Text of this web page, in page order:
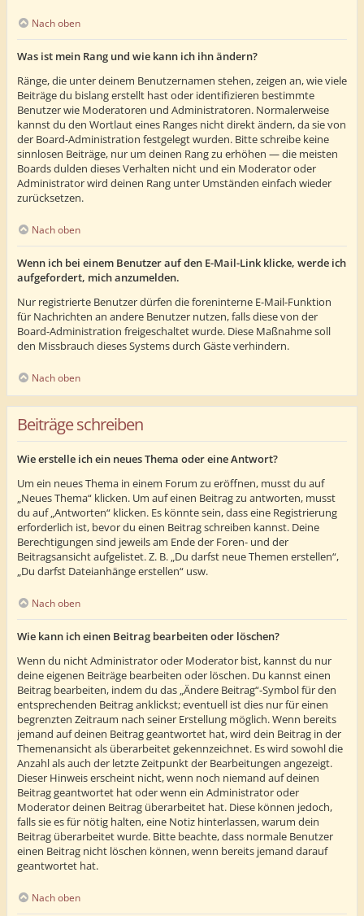
Nach oben
Was ist mein Rang und wie kann ich ihn ändern?
Ränge, die unter deinem Benutzernamen stehen, zeigen an, wie viele
Beiträge du bislang erstellt hast oder identifizieren bestimmte
Benutzer wie Moderatoren und Administratoren. Normalerweise
kannst du den Wortlaut eines Ranges nicht direkt ändern, da sie von
der Board-Administration festgelegt wurden. Bitte schreibe keine
sinnlosen Beiträge, nur um deinen Rang zu erhöhen — die meisten
Boards dulden dieses Verhalten nicht und ein Moderator oder
Administrator wird deinen Rang unter Umständen einfach wieder
zurücksetzen.
Nach oben
Wenn ich bei einem Benutzer auf den E-Mail-Link klicke, werde ich
aufgefordert, mich anzumelden.
Nur registrierte Benutzer dürfen die foreninterne E-Mail-Funktion
für Nachrichten an andere Benutzer nutzen, falls diese von der
Board-Administration freigeschaltet wurde. Diese Maßnahme soll
den Missbrauch dieses Systems durch Gäste verhindern.
Nach oben
Beiträge schreiben
Wie erstelle ich ein neues Thema oder eine Antwort?
Um ein neues Thema in einem Forum zu eröffnen, musst du auf
„Neues Thema“ klicken. Um auf einen Beitrag zu antworten, musst
du auf „Antworten“ klicken. Es könnte sein, dass eine Registrierung
erforderlich ist, bevor du einen Beitrag schreiben kannst. Deine
Berechtigungen sind jeweils am Ende der Foren- und der
Beitragsansicht aufgelistet. Z. B. „Du darfst neue Themen erstellen“,
„Du darfst Dateianhänge erstellen“ usw.
Nach oben
Wie kann ich einen Beitrag bearbeiten oder löschen?
Wenn du nicht Administrator oder Moderator bist, kannst du nur
deine eigenen Beiträge bearbeiten oder löschen. Du kannst einen
Beitrag bearbeiten, indem du das „Ändere Beitrag“-Symbol für den
entsprechenden Beitrag anklickst; eventuell ist dies nur für einen
begrenzten Zeitraum nach seiner Erstellung möglich. Wenn bereits
jemand auf deinen Beitrag geantwortet hat, wird dein Beitrag in der
Themenansicht als überarbeitet gekennzeichnet. Es wird sowohl die
Anzahl als auch der letzte Zeitpunkt der Bearbeitungen angezeigt.
Dieser Hinweis erscheint nicht, wenn noch niemand auf deinen
Beitrag geantwortet hat oder wenn ein Administrator oder
Moderator deinen Beitrag überarbeitet hat. Diese können jedoch,
falls sie es für nötig halten, eine Notiz hinterlassen, warum dein
Beitrag überarbeitet wurde. Bitte beachte, dass normale Benutzer
einen Beitrag nicht löschen können, wenn bereits jemand darauf
geantwortet hat.
Nach oben